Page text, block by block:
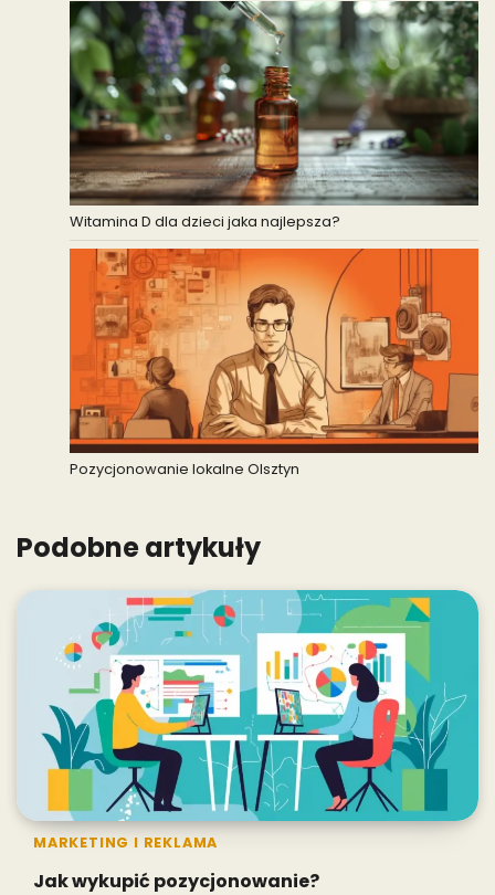
Witamina D dla dzieci jaka najlepsza?
Pozycjonowanie lokalne Olsztyn
Podobne artykuły
MARKETING I REKLAMA
Jak wykupić pozycjonowanie?